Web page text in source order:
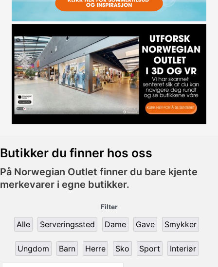
Butikker du finner hos oss
På Norwegian Outlet finner du bare kjente
merkevarer i egne butikker.
Filter
Alle Serveringssted Dame Gave Smykker
Ungdom Barn Herre Sko Sport Interiør